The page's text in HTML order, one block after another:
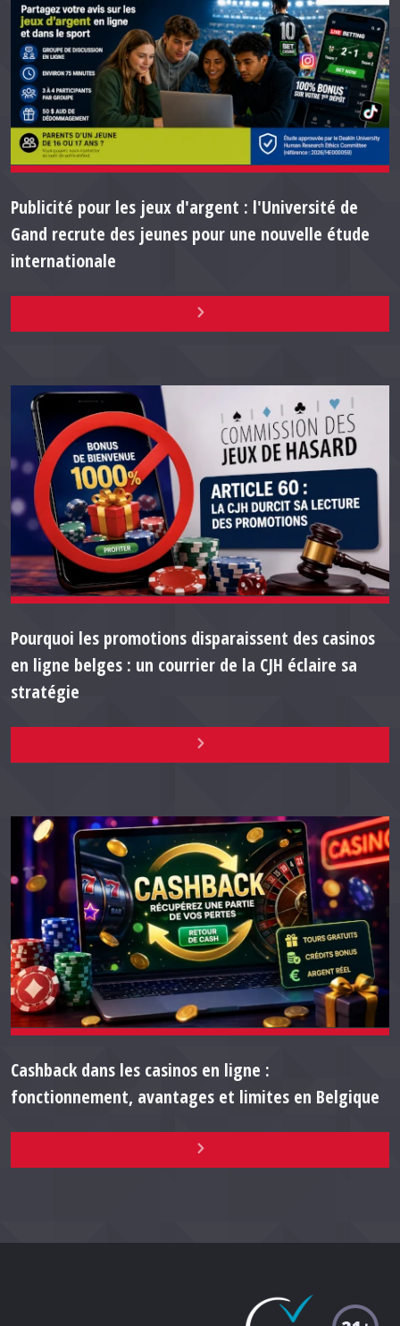
Publicité pour les jeux d'argent : l'Université de
Gand recrute des jeunes pour une nouvelle étude
internationale
Pourquoi les promotions disparaissent des casinos
en ligne belges : un courrier de la CJH éclaire sa
stratégie
Cashback dans les casinos en ligne :
fonctionnement, avantages et limites en Belgique